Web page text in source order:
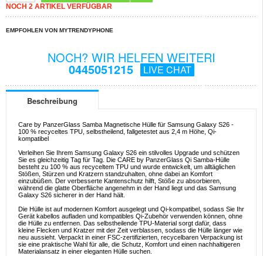
NOCH 2 ARTIKEL VERFÜGBAR
EMPFOHLEN VON MYTRENDYPHONE
NOCH? WIR HELFEN WEITERI
0445051215 LIVE CHAT
Beschreibung
Care by PanzerGlass Samba Magnetische Hülle für Samsung Galaxy S26 -
100 % recyceltes TPU, selbstheilend, fallgetestet aus 2,4 m Höhe, Qi-
kompatibel
Verleihen Sie Ihrem Samsung Galaxy S26 ein stilvolles Upgrade und schützen
Sie es gleichzeitig Tag für Tag. Die CARE by PanzerGlass Qi Samba-Hülle
besteht zu 100 % aus recyceltem TPU und wurde entwickelt, um alltäglichen
Stößen, Stürzen und Kratzern standzuhalten, ohne dabei an Komfort
einzubüßen. Der verbesserte Kantenschutz hilft, Stöße zu absorbieren,
während die glatte Oberfläche angenehm in der Hand liegt und das Samsung
Galaxy S26 sicherer in der Hand hält.
Die Hülle ist auf modernen Komfort ausgelegt und Qi-kompatibel, sodass Sie Ihr
Gerät kabellos aufladen und kompatibles Qi-Zubehör verwenden können, ohne
die Hülle zu entfernen. Das selbstheilende TPU-Material sorgt dafür, dass
kleine Flecken und Kratzer mit der Zeit verblassen, sodass die Hülle länger wie
neu aussieht. Verpackt in einer FSC-zertifizierten, recycelbaren Verpackung ist
sie eine praktische Wahl für alle, die Schutz, Komfort und einen nachhaltigeren
Materialansatz in einer eleganten Hülle suchen.